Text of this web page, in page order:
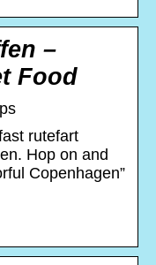
–
Food
rutefart
Hop on and
Copenhagen”